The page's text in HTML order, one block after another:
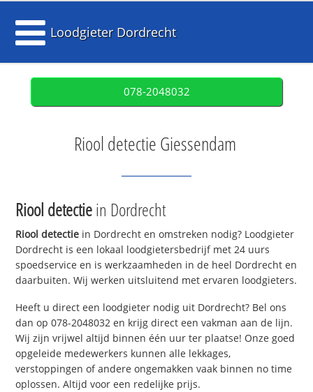
Loodgieter Dordrecht
078-2048032
Riool detectie Giessendam
Riool detectiein Dordrecht
Riool detectie in Dordrecht en omstreken nodig? Loodgieter
Dordrecht is een lokaal loodgietersbedrijf met 24 uurs
spoedservice en is werkzaamheden in de heel Dordrecht en
daarbuiten. Wij werken uitsluitend met ervaren loodgieters.
Heeft u direct een loodgieter nodig uit Dordrecht? Bel ons
dan op 078-2048032 en krijg direct een vakman aan de lijn.
Wij zijn vrijwel altijd binnen één uur ter plaatse! Onze goed
opgeleide medewerkers kunnen alle lekkages,
verstoppingen of andere ongemakken vaak binnen no time
oplossen. Altijd voor een redelijke prijs.